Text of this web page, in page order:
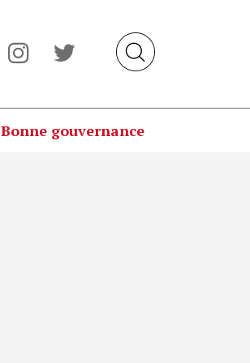
Bonne gouvernance